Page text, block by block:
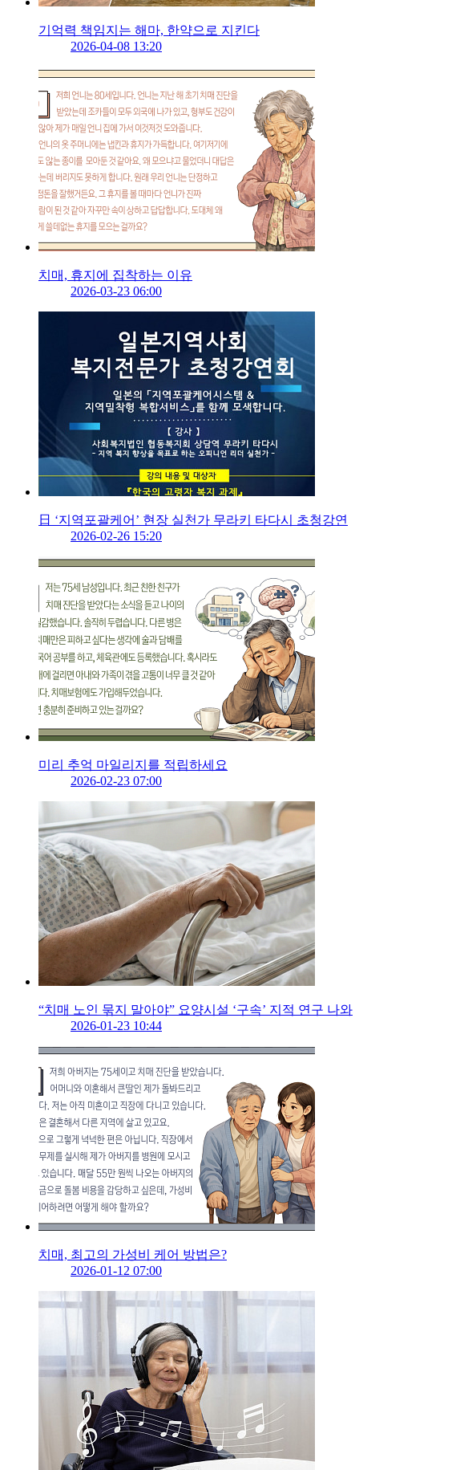
기억력 책임지는 해마, 한약으로 지킨다
2026-04-08 13:20
치매, 휴지에 집착하는 이유
2026-03-23 06:00
日 ‘지역포괄케어’ 현장 실천가 무라키 타다시 초청강연
2026-02-26 15:20
미리 추억 마일리지를 적립하세요
2026-02-23 07:00
“치매 노인 묶지 말아야” 요양시설 ‘구속’ 지적 연구 나와
2026-01-23 10:44
치매, 최고의 가성비 케어 방법은?
2026-01-12 07:00